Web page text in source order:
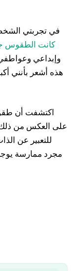
في تجربتي
كانت الطقوس
وإبداعي
هذه أشعر بأنني
اكتشفت أن
على العكس من ذلك
للتعبير عن
مجرد ممارسة